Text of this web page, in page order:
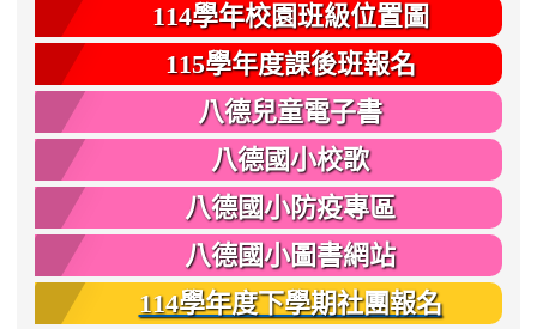
114學年校園班級位置圖
115學年度課後班報名
八德兒童電子書
八德國小校歌
八德國小防疫專區
八德國小圖書網站
114學年度下學期社團報名